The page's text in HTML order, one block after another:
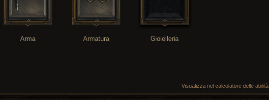
Arma Armatura Gioielleria
Visualizza nel calcolatore delle abilità